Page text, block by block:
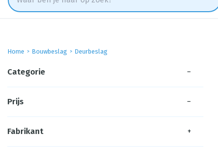
Home Bouwbeslag Deurbeslag
Categorie −
Prijs −
Fabrikant +